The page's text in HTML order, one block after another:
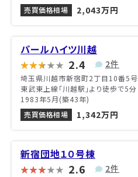
売買価格相場
2,043万円
パールハイツ川越
2.4 2件
埼玉県川越市新宿町2丁目10番5号
東武東上線「川越駅」より徒歩で5分
1983年5月(築43年)
売買価格相場
1,342万円
新宿団地１０号棟
2.6 2件